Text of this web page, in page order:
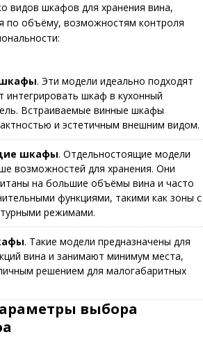
видов шкафов для хранения вина,
по объёму, возможностям контроля
. Эти модели идеально подходят
интегрировать шкаф в кухонный
Встраиваемые винные шкафы
и эстетичным внешним видом.
шкафы. Отдельностоящие модели
возможностей для хранения. Они
на большие объёмы вина и часто
функциями, такими как зоны с
режимами.
. Такие модели предназначены для
вина и занимают минимум места,
решением для малогабаритных
выбора